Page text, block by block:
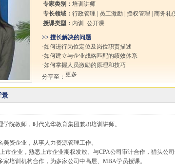
专家类别： 培训讲师
专长领域： 行政管理 员工激励 授权管理 商务礼
授课类型： 内训 公开课
>> 擅长解决的问题
·如何进行岗位定位及岗位职责描述
·如何建立与企业战略匹配的绩效体系
·如何掌握人员激励的原理和技巧
分享至： 更多
景
院教师，时代光华教育集团兼职培训讲师。
美资企业，从事人力资源管理工作。
市企业，熟悉上市企业期权发放、与CPA公司审计合作，猎头公司
家培训机构合作，为多家公司中高层、MBA学员授课。